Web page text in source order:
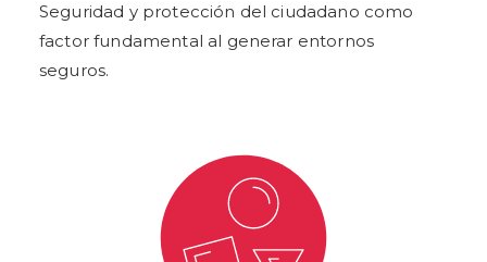
Seguridad y protección del ciudadano como
factor fundamental al generar entornos
seguros.